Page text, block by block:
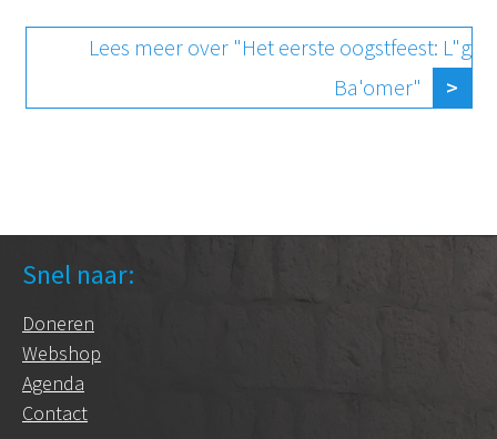
Lees meer over "Het eerste oogstfeest: L"g
Ba'omer"
Snel naar:
Doneren
Webshop
Agenda
Contact